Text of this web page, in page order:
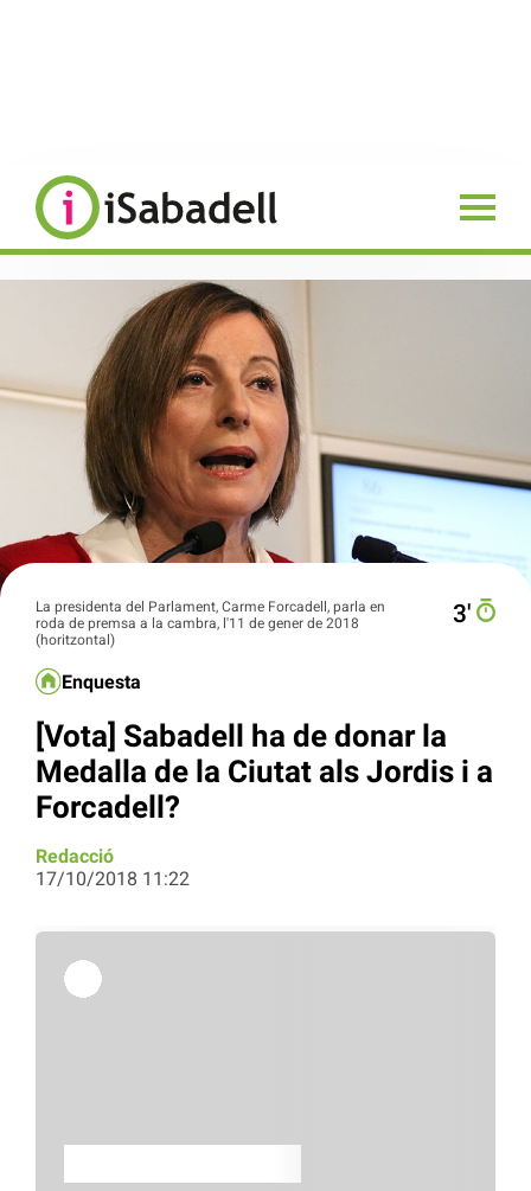
La presidenta del Parlament, Carme Forcadell, parla en
roda de premsa a la cambra, l'11 de gener de 2018
(horitzontal)
3′
Enquesta
[Vota] Sabadell ha de donar la
Medalla de la Ciutat als Jordis i a
Forcadell?
Redacció
17/10/2018 11:22